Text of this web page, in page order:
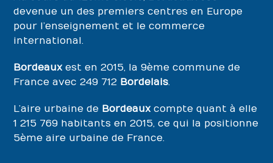
devenue un des premiers centres en Europe
pour l’enseignement et le commerce
international.
Bordeauxest en 2015, la 9ème commune de
France avec 249 712 Bordelais.
L’aire urbaine de Bordeauxcompte quant à elle
1 215 769 habitants en 2015, ce qui la positionne
5ème aire urbaine de France.